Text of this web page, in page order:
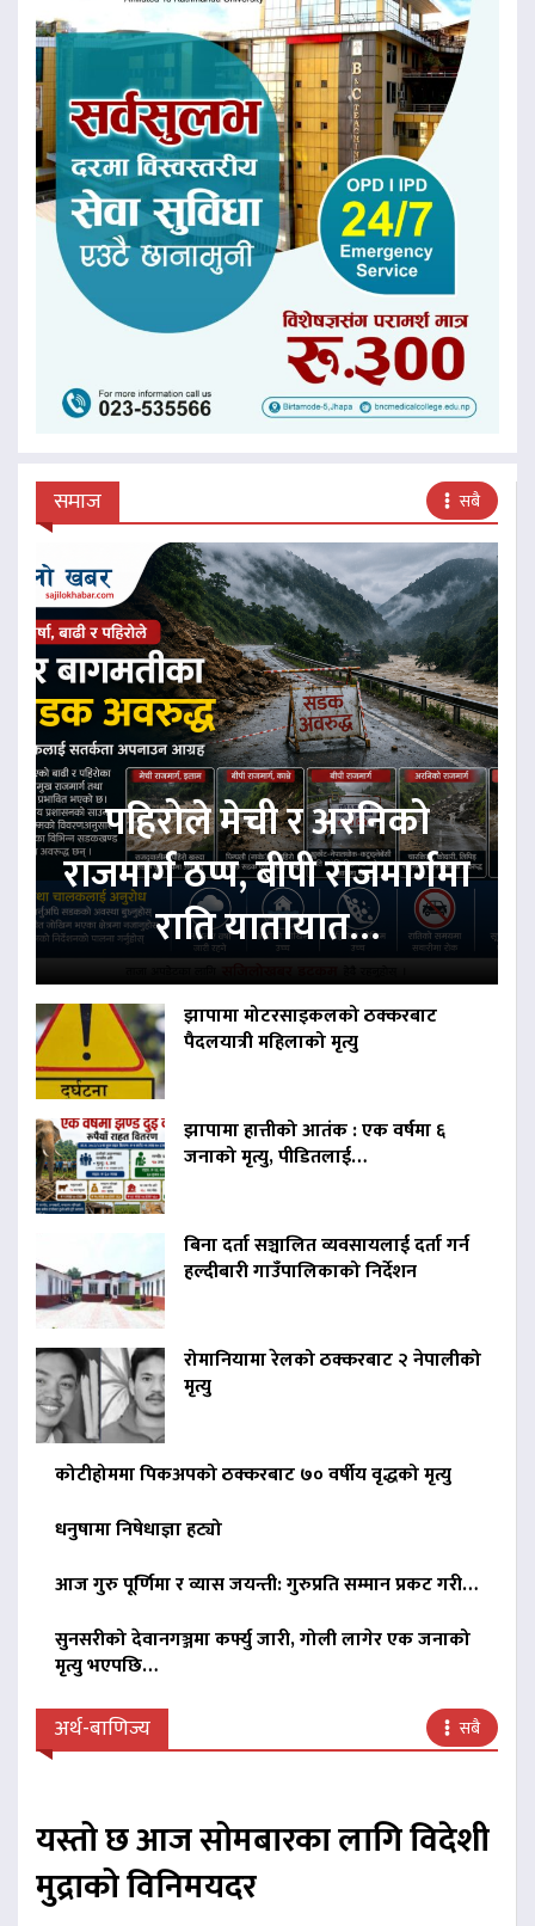
समाज सबै
पहिरोले मेची र अरनिको
राजमार्ग ठप्प, बीपी राजमार्गमा
राति यातायात…
झापामा मोटरसाइकलको ठक्करबाट
पैदलयात्री महिलाको मृत्यु
झापामा हात्तीको आतंक : एक वर्षमा ६
जनाको मृत्यु, पीडितलाई…
बिना दर्ता सञ्चालित व्यवसायलाई दर्ता गर्न
हल्दीबारी गाउँपालिकाको निर्देशन
रोमानियामा रेलको ठक्करबाट २ नेपालीको
मृत्यु
कोटीहोममा पिकअपको ठक्करबाट ७० वर्षीय वृद्धको मृत्यु
धनुषामा निषेधाज्ञा हट्यो
आज गुरु पूर्णिमा र व्यास जयन्ती: गुरुप्रति सम्मान प्रकट गरी…
सुनसरीको देवानगञ्जमा कर्फ्यु जारी, गोली लागेर एक जनाको
मृत्यु भएपछि…
अर्थ-बाणिज्य सबै
यस्तो छ आज सोमबारका लागि विदेशी
मुद्राको विनिमयदर